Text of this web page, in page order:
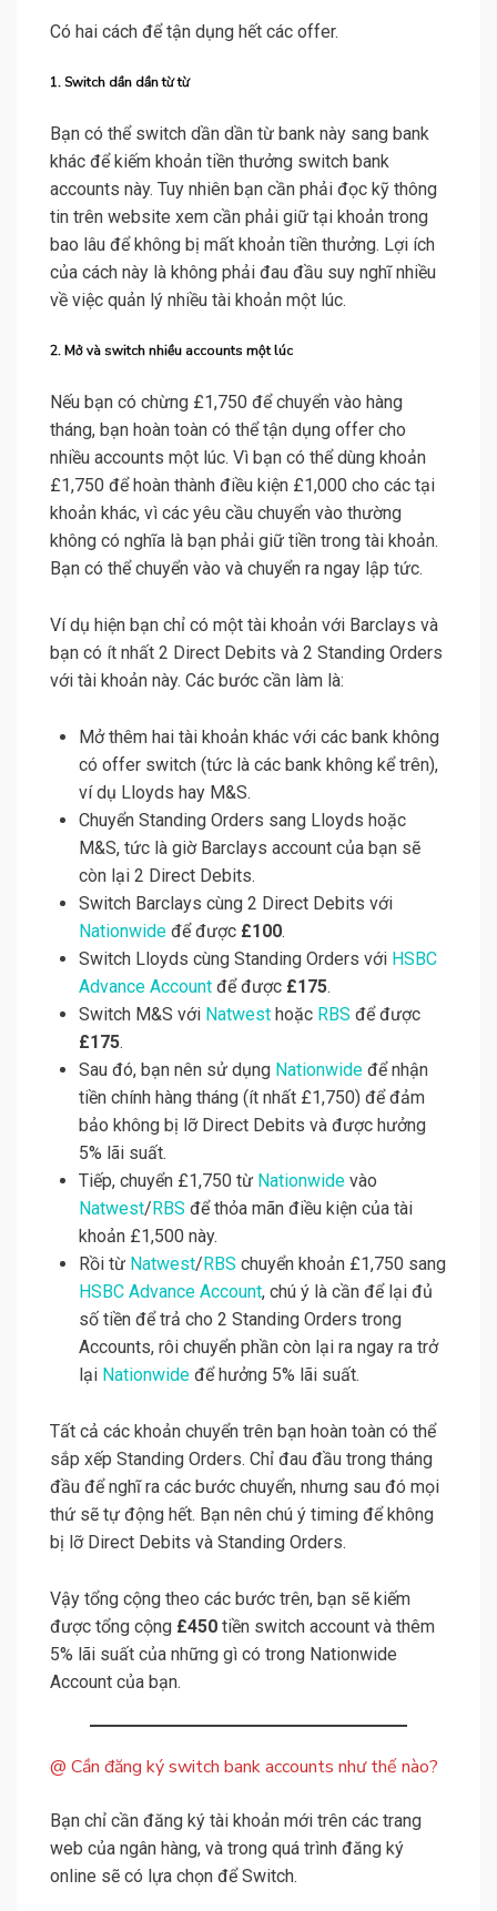
Có hai cách để tận dụng hết các offer.
1. Switch dần dần từ từ
Bạn có thể switch dần dần từ bank này sang bank
khác để kiếm khoản tiền thưởng switch bank
accounts này. Tuy nhiên bạn cần phải đọc kỹ thông
tin trên website xem cần phải giữ tại khoản trong
bao lâu để không bị mất khoản tiền thưởng. Lợi ích
của cách này là không phải đau đầu suy nghĩ nhiều
về việc quản lý nhiều tài khoản một lúc.
2. Mở và switch nhiều accounts một lúc
Nếu bạn có chừng £1,750 để chuyển vào hàng
tháng, bạn hoàn toàn có thể tận dụng offer cho
nhiều accounts một lúc. Vì bạn có thể dùng khoản
£1,750 để hoàn thành điều kiện £1,000 cho các tại
khoản khác, vì các yêu cầu chuyển vào thường
không có nghĩa là bạn phải giữ tiền trong tài khoản.
Bạn có thể chuyển vào và chuyển ra ngay lập tức.
Ví dụ hiện bạn chỉ có một tài khoản với Barclays và
bạn có ít nhất 2 Direct Debits và 2 Standing Orders
với tài khoản này. Các bước cần làm là:
Mở thêm hai tài khoản khác với các bank không
có offer switch (tức là các bank không kể trên),
ví dụ Lloyds hay M&S.
Chuyển Standing Orders sang Lloyds hoặc
M&S, tức là giờ Barclays account của bạn sẽ
còn lại 2 Direct Debits.
Switch Barclays cùng 2 Direct Debits với
Nationwide để được £100.
Switch Lloyds cùng Standing Orders với HSBC
Advance Account để được £175.
Switch M&S với Natwest hoặc RBS để được
£175.
Sau đó, bạn nên sử dụng Nationwide để nhận
tiền chính hàng tháng (ít nhất £1,750) để đảm
bảo không bị lỡ Direct Debits và được hưởng
5% lãi suất.
Tiếp, chuyển £1,750 từ Nationwide vào
Natwest/ RBS để thỏa mãn điều kiện của tài
khoản £1,500 này.
Rồi từ Natwest/ RBS chuyển khoản £1,750 sang
HSBC Advance Account, chú ý là cần để lại đủ
số tiền để trả cho 2 Standing Orders trong
Accounts, rôi chuyển phần còn lại ra ngay ra trở
lại Nationwide để hưởng 5% lãi suất.
Tất cả các khoản chuyển trên bạn hoàn toàn có thể
sắp xếp Standing Orders. Chỉ đau đầu trong tháng
đầu để nghĩ ra các bước chuyển, nhưng sau đó mọi
thứ sẽ tự động hết. Bạn nên chú ý timing để không
bị lỡ Direct Debits và Standing Orders.
Vậy tổng cộng theo các bước trên, bạn sẽ kiếm
được tổng cộng £450 tiền switch account và thêm
5% lãi suất của những gì có trong Nationwide
Account của bạn.
@ Cần đăng ký switch bank accounts như thế nào?
Bạn chỉ cần đăng ký tài khoản mới trên các trang
web của ngân hàng, và trong quá trình đăng ký
online sẽ có lựa chọn để Switch.